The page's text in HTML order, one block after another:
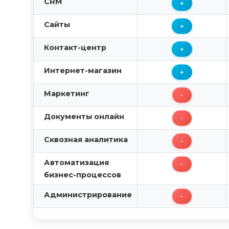
+
Сайты +
Контакт-центр +
Интернет-магазин +
Маркетинг -
Документы онлайн -
Сквозная аналитика -
Автоматизация
бизнес-процессов
-
Администрирование -